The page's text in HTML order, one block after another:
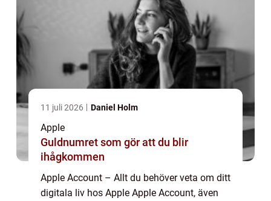
11 juli 2026 Daniel Holm
Apple
Guldnumret som gör att du blir
ihågkommen
Apple Account – Allt du behöver veta om ditt
digitala liv hos Apple Apple Account, även